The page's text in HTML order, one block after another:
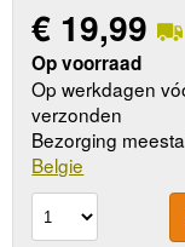
€ 19,99
Op voorraad
Op werkdagen
verzonden
Bezorging
Belgie